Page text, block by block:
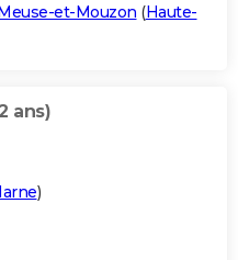
et-Mouzon (Haute-
ans)
)